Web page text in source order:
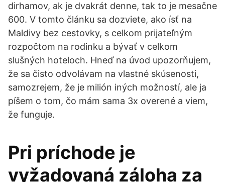
dirhamov, ak je dvakrát denne, tak to je mesačne
600. V tomto článku sa dozviete, ako ísť na
Maldivy bez cestovky, s celkom prijateľným
rozpočtom na rodinku a bývať v celkom
slušných hoteloch. Hneď na úvod upozorňujem,
že sa čisto odvolávam na vlastné skúsenosti,
samozrejem, že je milión iných možností, ale ja
píšem o tom, čo mám sama 3x overené a viem,
že funguje.
Pri príchode je
vyžadovaná záloha za